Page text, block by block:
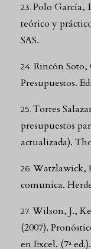
Polo García,
teórico y
SAS.
Rincón Soto,
Presupuestos.
Torres
presupuestos
actualizada).
Watzlawick,
comunica.
Wilson, J.,
(2007).
en Excel. (7ª